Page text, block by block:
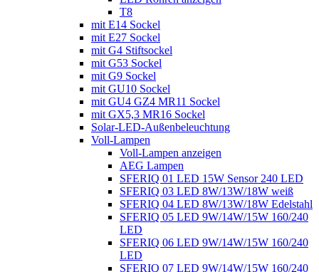
T8
mit E14 Sockel
mit E27 Sockel
mit G4 Stiftsockel
mit G53 Sockel
mit G9 Sockel
mit GU10 Sockel
mit GU4 GZ4 MR11 Sockel
mit GX5,3 MR16 Sockel
Solar-LED-Außenbeleuchtung
Voll-Lampen
Voll-Lampen anzeigen
AEG Lampen
SFERIQ 01 LED 15W Sensor 240 LED
SFERIQ 03 LED 8W/13W/18W weiß
SFERIQ 04 LED 8W/13W/18W Edelstahl
SFERIQ 05 LED 9W/14W/15W 160/240
LED
SFERIQ 06 LED 9W/14W/15W 160/240
LED
SFERIQ 07 LED 9W/14W/15W 160/240